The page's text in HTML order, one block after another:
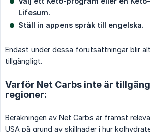
Lifesum.
Ställ in appens språk till engelska.
Endast under dessa förutsättningar blir
tillgängligt.
Varför Net Carbs inte är
regioner:
Beräkningen av Net Carbs är främst
USA på grund av skillnader i hur